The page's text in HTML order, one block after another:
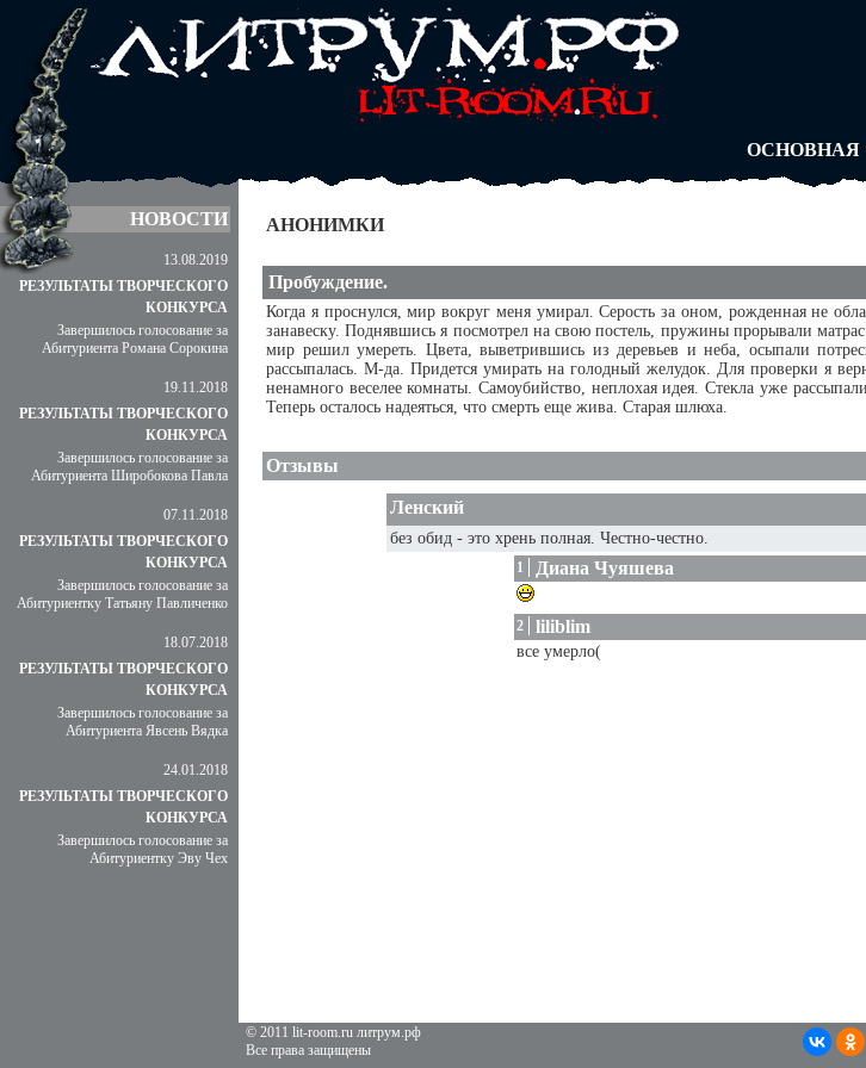
ОСНОВНАЯ
НОВОСТИ
13.08.2019
РЕЗУЛЬТАТЫ ТВОРЧЕСКОГО
КОНКУРСА
Завершилось голосование за
Абитуриента Романа Сорокина
19.11.2018
РЕЗУЛЬТАТЫ ТВОРЧЕСКОГО
КОНКУРСА
Завершилось голосование за
Абитуриента Широбокова Павла
07.11.2018
РЕЗУЛЬТАТЫ ТВОРЧЕСКОГО
КОНКУРСА
Завершилось голосование за
Абитуриентку Татьяну Павличенко
18.07.2018
РЕЗУЛЬТАТЫ ТВОРЧЕСКОГО
КОНКУРСА
Завершилось голосование за
Абитуриента Явсень Вядка
24.01.2018
РЕЗУЛЬТАТЫ ТВОРЧЕСКОГО
КОНКУРСА
Завершилось голосование за
Абитуриентку Эву Чех
АНОНИМКИ
Пробуждение.
Когда я проснулся, мир вокруг меня умирал. Серость за оном, рожденная не
занавеску. Поднявшись я посмотрел на свою постель, пружины прорывали
мир решил умереть. Цвета, выветрившись из деревьев и неба, осыпали
рассыпалась. М-да. Придется умирать на голодный желудок. Для проверки я
ненамного веселее комнаты. Самоубийство, неплохая идея. Стекла уже
Теперь осталось надеяться, что смерть еще жива. Старая шлюха.
Отзывы
Ленский
без обид - это хрень полная. Честно-честно.
1 Диана Чуяшева
2 liliblim
все умерло(
© 2011 lit-room.ru литрум.рф
Все права защищены